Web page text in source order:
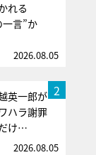
れる
言”か
2026.08.05
2
英一郎が
ハラ謝罪
け…
2026.08.05